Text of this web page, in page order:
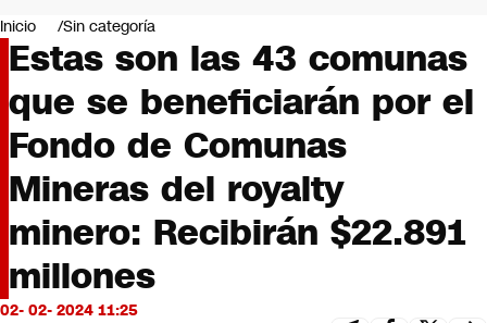
Negocios
Deportes
Programas completos
Cultura
Servicios
Bits
CNN tiempo
Futuro 360
Opinión
Inicio Sin categoría
Estas son las 43 comunas
que se beneficiarán por el
Fondo de Comunas
Mineras del royalty
minero: Recibirán $22.891
millones
02- 02- 2024 11:25